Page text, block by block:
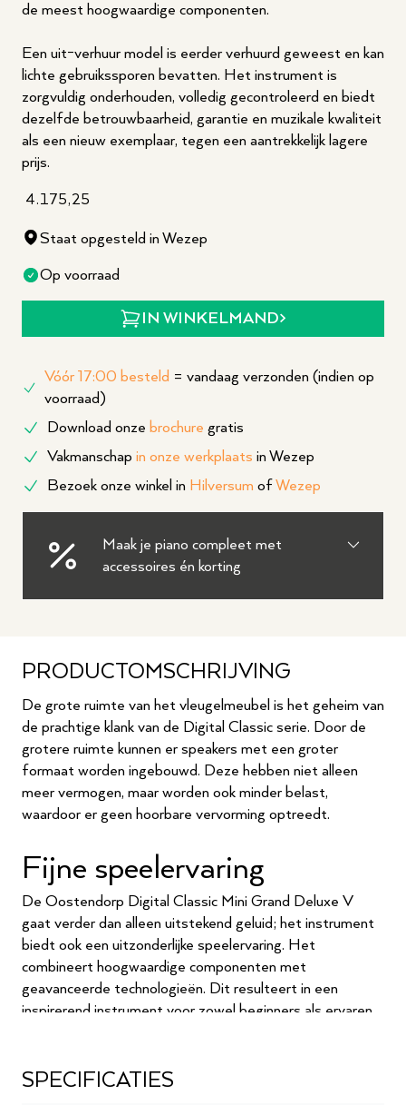
de meest hoogwaardige componenten.
Een uit-verhuur model is eerder verhuurd geweest en kan
lichte gebruikssporen bevatten. Het instrument is
zorgvuldig onderhouden, volledig gecontroleerd en biedt
dezelfde betrouwbaarheid, garantie en muzikale kwaliteit
als een nieuw exemplaar, tegen een aantrekkelijk lagere
prijs.
4.175,25
Staat opgesteld in Wezep
Op voorraad
IN WINKELMAND
Vóór 17:00 besteld = vandaag verzonden (indien op
voorraad)
Download onze brochure gratis
Vakmanschap in onze werkplaats in Wezep
Bezoek onze winkel in Hilversum of Wezep
Maak je piano compleet met
accessoires én korting
PRODUCTOMSCHRIJVING
De grote ruimte van het vleugelmeubel is het geheim van
de prachtige klank van de Digital Classic serie. Door de
grotere ruimte kunnen er speakers met een groter
formaat worden ingebouwd. Deze hebben niet alleen
meer vermogen, maar worden ook minder belast,
waardoor er geen hoorbare vervorming optreedt.
Fijne speelervaring
De Oostendorp Digital Classic Mini Grand Deluxe V
gaat verder dan alleen uitstekend geluid; het instrument
biedt ook een uitzonderlijke speelervaring. Het
combineert hoogwaardige componenten met
geavanceerde technologieën. Dit resulteert in een
inspirerend instrument voor zowel beginners als ervaren
van elk niveau de nuances van hun spel kunnen verkennen
SPECIFICATIES